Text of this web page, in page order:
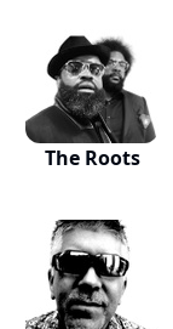
The Roots